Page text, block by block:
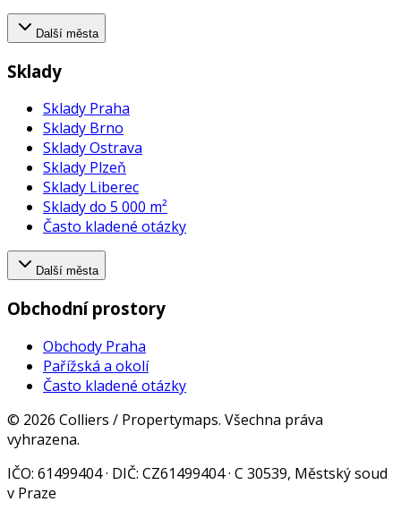
Další města
Sklady
Sklady Praha
Sklady Brno
Sklady Ostrava
Sklady Plzeň
Sklady Liberec
Sklady do 5 000 m²
Často kladené otázky
Další města
Obchodní prostory
Obchody Praha
Pařížská a okolí
Často kladené otázky
© 2026 Colliers / Propertymaps. Všechna práva
vyhrazena.
IČO: 61499404 · DIČ: CZ61499404 · C 30539, Městský soud
v Praze